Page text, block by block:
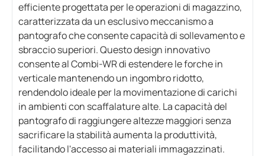
efficiente progettata per le operazioni di magazzino,
caratterizzata da un esclusivo meccanismo a
pantografo che consente capacità di sollevamento e
sbraccio superiori. Questo design innovativo
consente al Combi-WR di estendere le forche in
verticale mantenendo un ingombro ridotto,
rendendolo ideale per la movimentazione di carichi
in ambienti con scaffalature alte. La capacità del
pantografo di raggiungere altezze maggiori senza
sacrificare la stabilità aumenta la produttività,
facilitando l'accesso ai materiali immagazzinati.